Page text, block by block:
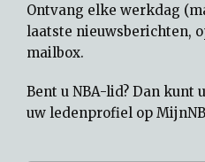
Ontvang elke werkdag
laatste nieuwsberichten,
mailbox.
Bent u NBA-lid? Dan kunt
uw ledenprofiel op